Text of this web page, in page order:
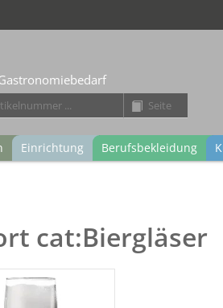
Einrichtung Berufsbekleidung
cat:Biergläser